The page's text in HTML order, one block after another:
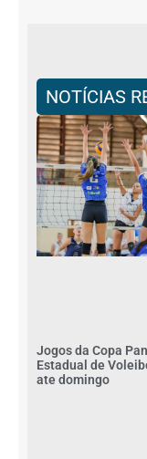
NOTÍCIAS
Jogos da Copa
Estadual de
ate domingo